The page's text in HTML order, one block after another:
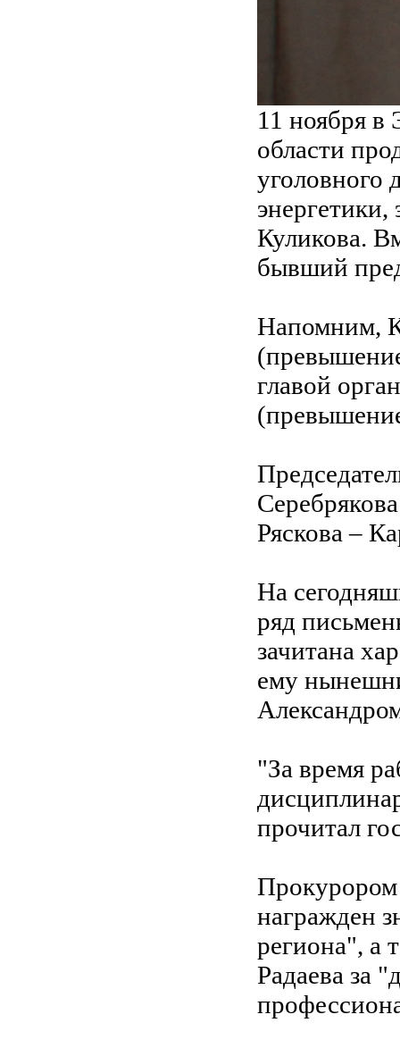
11 ноября в
области
уголовного
Куликова.
бывший
Напомним,
главой
Ряскова –
На
ряд
зачитана
ему
"За время
прочитал
Прокурором
награжден
региона", а
Радаева за